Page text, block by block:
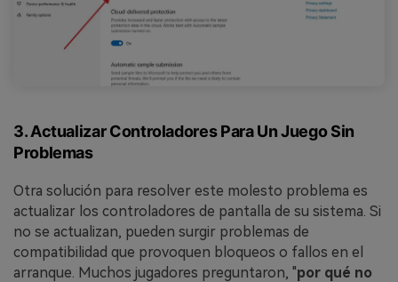
3. Actualizar Controladores Para Un Juego Sin
Problemas
Otra solución para resolver este molesto problema es
actualizar los controladores de pantalla de su sistema. Si
no se actualizan, pueden surgir problemas de
compatibilidad que provoquen bloqueos o fallos en el
arranque. Muchos jugadores preguntaron, "por qué no